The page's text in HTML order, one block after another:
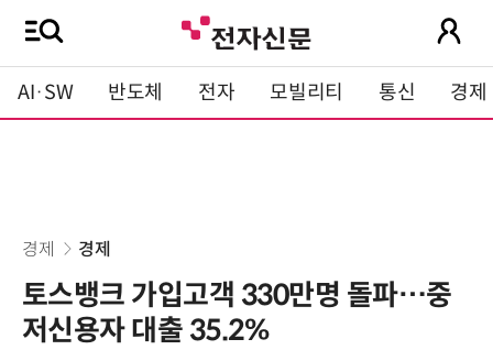
AI·SW 반도체 전자 모빌리티 통신 경제
경제 경제
토스뱅크 가입고객 330만명 돌파…중
저신용자 대출 35.2%